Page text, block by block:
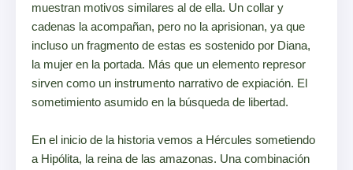
muestran motivos similares al de ella. Un collar y
cadenas la acompañan, pero no la aprisionan, ya que
incluso un fragmento de estas es sostenido por Diana,
la mujer en la portada. Más que un elemento represor
sirven como un instrumento narrativo de expiación. El
sometimiento asumido en la búsqueda de libertad.
En el inicio de la historia vemos a Hércules sometiendo
a Hipólita, la reina de las amazonas. Una combinación